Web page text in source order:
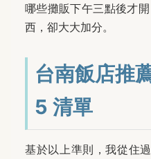
哪些攤販下午三點後才
西，卻大大加分。
台南飯店推
5 清單
基於以上準則，我從住